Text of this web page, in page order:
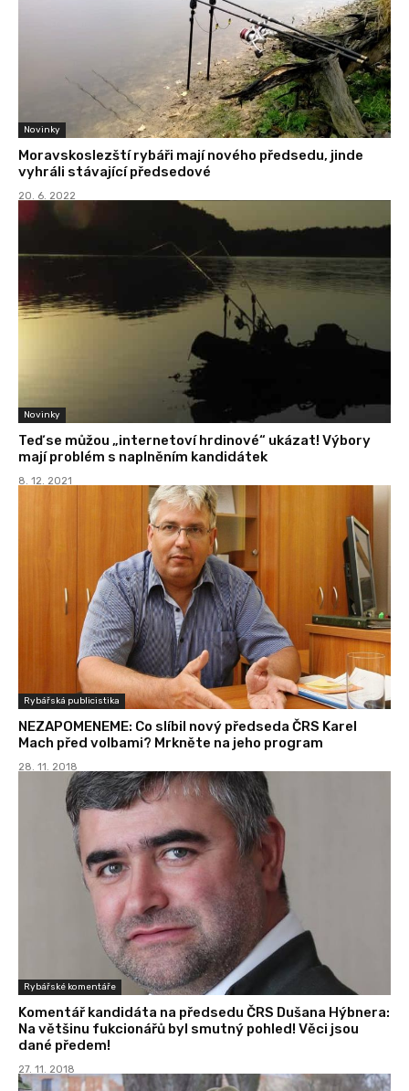
Novinky
Moravskoslezští rybáři mají nového předsedu, jinde
vyhráli stávající předsedové
20. 6. 2022
Novinky
Teď se můžou „internetoví hrdinové“ ukázat! Výbory
mají problém s naplněním kandidátek
8. 12. 2021
Rybářská publicistika
NEZAPOMENEME: Co slíbil nový předseda ČRS Karel
Mach před volbami? Mrkněte na jeho program
28. 11. 2018
Rybářské komentáře
Komentář kandidáta na předsedu ČRS Dušana Hýbnera:
Na většinu fukcionářů byl smutný pohled! Věci jsou
dané předem!
27. 11. 2018